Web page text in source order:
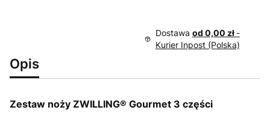
Dostawa od 0,00 zł -
Kurier Inpost (Polska)
Opis
Zestaw noży ZWILLING® Gourmet 3 części